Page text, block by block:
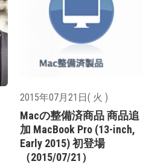
2015年07月21日( 火 )
Macの整備済商品 商品追
加 MacBook Pro (13-inch,
Early 2015) 初登場
（2015/07/21）